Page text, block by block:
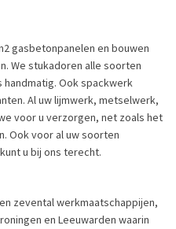
gasbetonpanelen en bouwen
We stukadoren alle soorten
Ook spackwerk
Al uw lijmwerk, metselwerk,
voor u verzorgen, net zoals het
Ook voor al uw soorten
u bij ons terecht.
zevental werkmaatschappijen,
en Leeuwarden waarin